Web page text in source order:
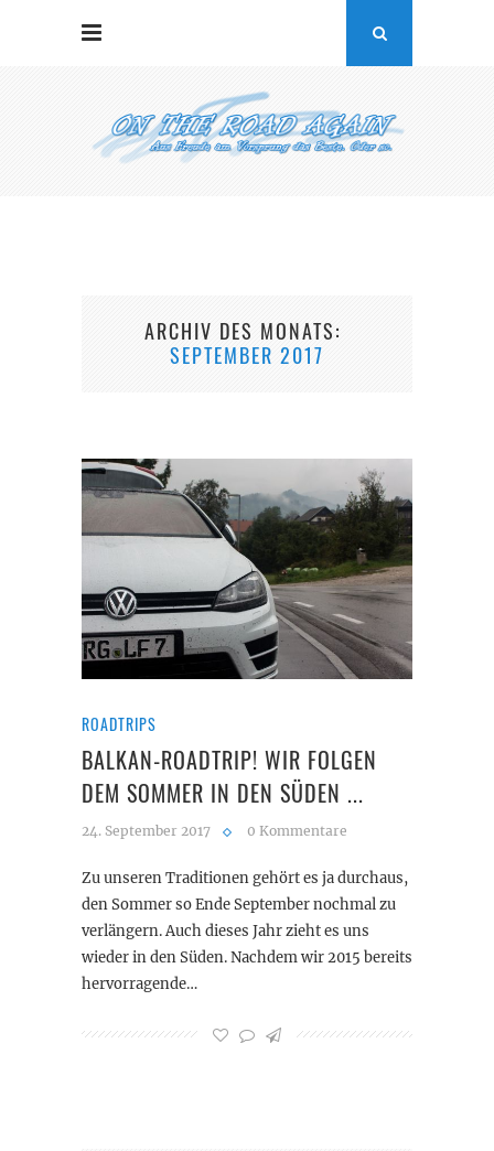
ARCHIV DES MONATS
SEPTEMBER 2017
ROADTRIPS
BALKAN-ROADTRIP! WIR FOLGEN
DEM SOMMER IN DEN SÜDEN ...
24. September 2017 0 Kommentare
Zu unseren Traditionen gehört es ja durchaus,
den Sommer so Ende September nochmal zu
verlängern. Auch dieses Jahr zieht es uns
wieder in den Süden. Nachdem wir 2015 bereits
hervorragende…